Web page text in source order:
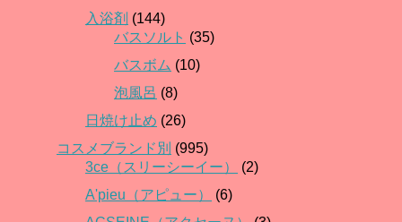
入浴剤 (144)
バスソルト (35)
バスボム (10)
泡風呂 (8)
日焼け止め (26)
コスメブランド別 (995)
3ce（スリーシーイー）
(2)
A'pieu（アピュー）
(6)